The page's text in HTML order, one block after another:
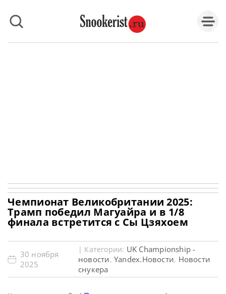
Чемпионат Великобритании 2025:
Трамп победил Магуайра и в 1/8
финала встретится с Сы Цзяхоем
30 ноября
2025
| Категории: UK Championship -
новости, Yandex.Новости, Новости
снукера